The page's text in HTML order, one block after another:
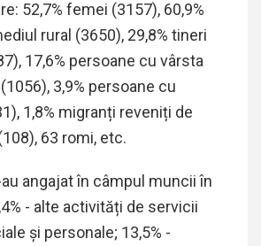
52,7% femei (3157), 60,9%
rural (3650), 29,8% tineri
), 17,6% persoane cu vârsta
1056), 3,9% persoane cu
1), 1,8% migranți reveniți de
108), 63 romi, etc.
angajat în câmpul muncii în
4% - alte activități de servicii
și personale; 13,5% -